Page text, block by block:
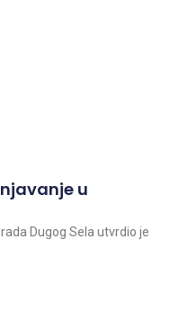
u
Dugog Sela utvrdio je